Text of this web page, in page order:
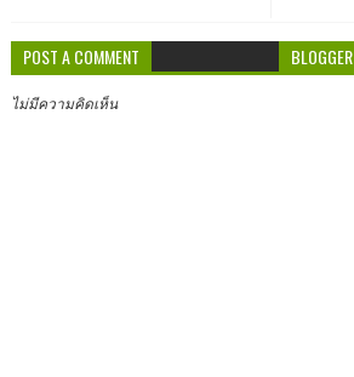
POST A COMMENT BLOGGER
ไม่มีความคิดเห็น